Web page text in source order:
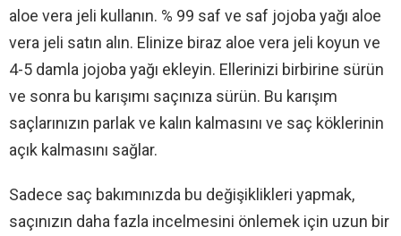
aloe vera jeli kullanın. % 99 saf ve saf jojoba yağı aloe
vera jeli satın alın. Elinize biraz aloe vera jeli koyun ve
4-5 damla jojoba yağı ekleyin. Ellerinizi birbirine sürün
ve sonra bu karışımı saçınıza sürün. Bu karışım
saçlarınızın parlak ve kalın kalmasını ve saç köklerinin
açık kalmasını sağlar.
Sadece saç bakımınızda bu değişiklikleri yapmak,
saçınızın daha fazla incelmesini önlemek için uzun bir